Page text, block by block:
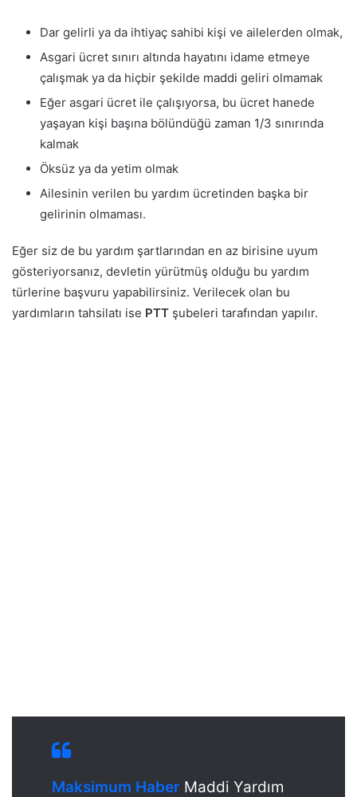
Dar gelirli ya da ihtiyaç sahibi kişi ve ailelerden olmak,
Asgari ücret sınırı altında hayatını idame etmeye
çalışmak ya da hiçbir şekilde maddi geliri olmamak
Eğer asgari ücret ile çalışıyorsa, bu ücret hanede
yaşayan kişi başına bölündüğü zaman 1/3 sınırında
kalmak
Öksüz ya da yetim olmak
Ailesinin verilen bu yardım ücretinden başka bir
gelirinin olmaması.
Eğer siz de bu yardım şartlarından en az birisine uyum
gösteriyorsanız, devletin yürütmüş olduğu bu yardım
türlerine başvuru yapabilirsiniz. Verilecek olan bu
yardımların tahsilatı ise PTT şubeleri tarafından yapılır.
Maksimum Haber Maddi Yardım